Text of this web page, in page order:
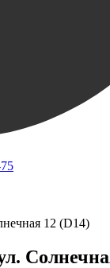
12 (D14)